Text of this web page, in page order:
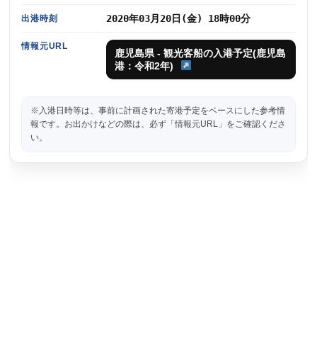
出港時刻 2020年03月20日(金) 18時00分
情報元URL
鹿児島県 - 観光客船の入港予定(鹿児島
港：令和2年)
※入港日時等は、事前に計画された寄港予定をベースにした参考情
報です。お出かけなどの際は、必ず「情報元URL」をご確認くださ
い。